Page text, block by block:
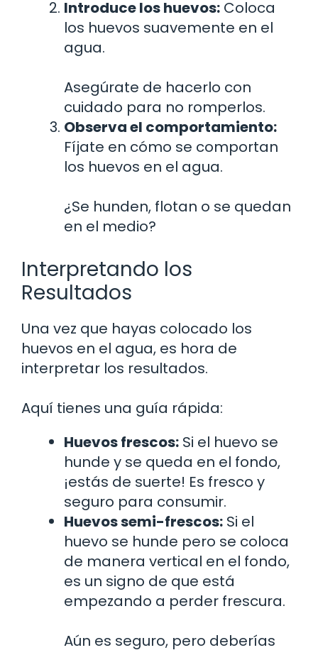
Introduce los huevos: Coloca
los huevos suavemente en el
agua.
Asegúrate de hacerlo con
cuidado para no romperlos.
Observa el comportamiento:
Fíjate en cómo se comportan
los huevos en el agua.
¿Se hunden, flotan o se quedan
en el medio?
Interpretando los
Resultados
Una vez que hayas colocado los
huevos en el agua, es hora de
interpretar los resultados.
Aquí tienes una guía rápida:
Huevos frescos: Si el huevo se
hunde y se queda en el fondo,
¡estás de suerte! Es fresco y
seguro para consumir.
Huevos semi-frescos: Si el
huevo se hunde pero se coloca
de manera vertical en el fondo,
es un signo de que está
empezando a perder frescura.
Aún es seguro, pero deberías